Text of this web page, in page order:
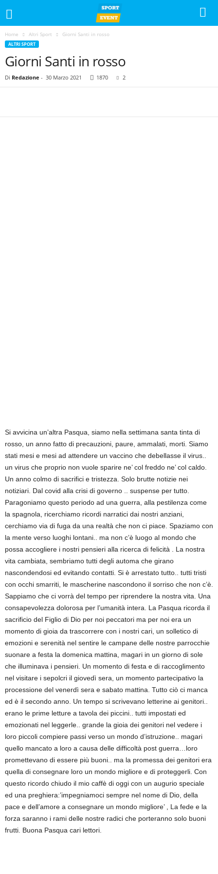
Home Altri Sport Giorni Santi in rosso
ALTRI SPORT
Giorni Santi in rosso
Di Redazione - 30 Marzo 2021 1870 2
Si avvicina un’altra Pasqua, siamo nella settimana santa tinta di
rosso, un anno fatto di precauzioni, paure, ammalati, morti. Siamo
stati mesi e mesi ad attendere un vaccino che debellasse il virus..
un virus che proprio non vuole sparire ne’ col freddo ne’ col caldo.
Un anno colmo di sacrifici e tristezza. Solo brutte notizie nei
notiziari. Dal covid alla crisi di governo .. suspense per tutto.
Paragoniamo questo periodo ad una guerra, alla pestilenza come
la spagnola, ricerchiamo ricordi narratici dai nostri anziani,
cerchiamo via di fuga da una realtà che non ci piace. Spaziamo con
la mente verso luoghi lontani.. ma non c’è luogo al mondo che
possa accogliere i nostri pensieri alla ricerca di felicità . La nostra
vita cambiata, sembriamo tutti degli automa che girano
nascondendosi ed evitando contatti. Si è arrestato tutto.. tutti tristi
con occhi smarriti, le mascherine nascondono il sorriso che non c’è.
Sappiamo che ci vorrà del tempo per riprendere la nostra vita. Una
consapevolezza dolorosa per l’umanità intera. La Pasqua ricorda il
sacrificio del Figlio di Dio per noi peccatori ma per noi era un
momento di gioia da trascorrere con i nostri cari, un solletico di
emozioni e serenità nel sentire le campane delle nostre parrocchie
suonare a festa la domenica mattina, magari in un giorno di sole
che illuminava i pensieri. Un momento di festa e di raccoglimento
nel visitare i sepolcri il giovedì sera, un momento partecipativo la
processione del venerdì sera e sabato mattina. Tutto ciò ci manca
ed è il secondo anno. Un tempo si scrivevano letterine ai genitori..
erano le prime letture a tavola dei piccini.. tutti impostati ed
emozionati nel leggerle.. grande la gioia dei genitori nel vedere i
loro piccoli compiere passi verso un mondo d’istruzione.. magari
quello mancato a loro a causa delle difficoltà post guerra…loro
promettevano di essere più buoni.. ma la promessa dei genitori era
quella di consegnare loro un mondo migliore e di proteggerli. Con
questo ricordo chiudo il mio caffè di oggi con un augurio speciale
ed una preghiera:’impegniamoci sempre nel nome di Dio, della
pace e dell’amore a consegnare un mondo migliore’ , La fede e la
forza saranno i rami delle nostre radici che porteranno solo buoni
frutti. Buona Pasqua cari lettori.